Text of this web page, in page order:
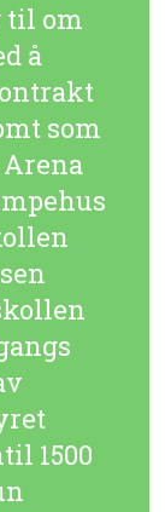
til om
å
som
1500